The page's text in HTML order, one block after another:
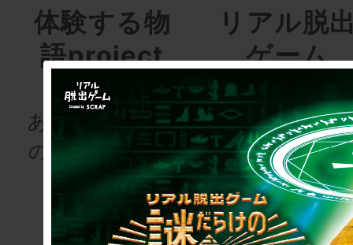
体験する物
語project
あなたも、物語
の登場人物にな
りませんか
リアル脱
ゲーム
for
次の授業は“謎
き”!?